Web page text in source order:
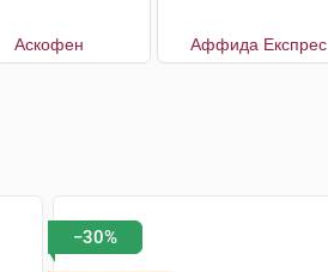
Аскофен Аффида Експрес
−30%